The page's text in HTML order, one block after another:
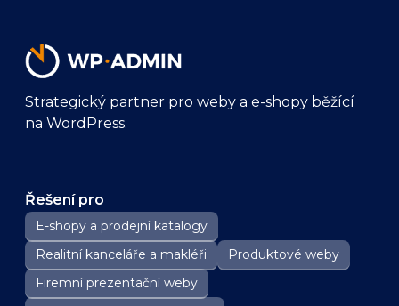
Strategický partner pro weby a e-shopy běžící
na WordPress.
Řešení pro
E-shopy a prodejní katalogy
Realitní kanceláře a makléři
Produktové weby
Firemní prezentační weby